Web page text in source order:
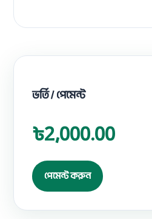
ভর্তি / পেমেন্ট
৳2,000.00
পেমেন্ট করুন